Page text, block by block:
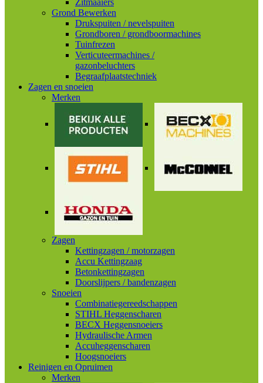
Zitmaaiers
Grond Bewerken
Drukspuiten / nevelspuiten
Grondboren / grondboormachines
Tuinfrezen
Verticuteermachines /
gazonbeluchters
Begraafplaatstechniek
Zagen en snoeien
Merken
Zagen
Kettingzagen / motorzagen
Accu Kettingzaag
Betonkettingzagen
Doorslijpers / bandenzagen
Snoeien
Combinatiegereedschappen
STIHL Heggenscharen
BECX Heggensnoeiers
Hydraulische Armen
Accuheggenscharen
Hoogsnoeiers
Reinigen en Opruimen
Merken